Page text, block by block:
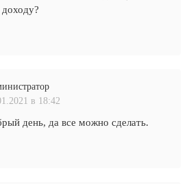
в 18:42
день, да все можно сделать.